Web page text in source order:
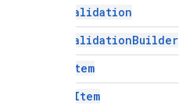
Validation
ValidationBuilder
Item
Item